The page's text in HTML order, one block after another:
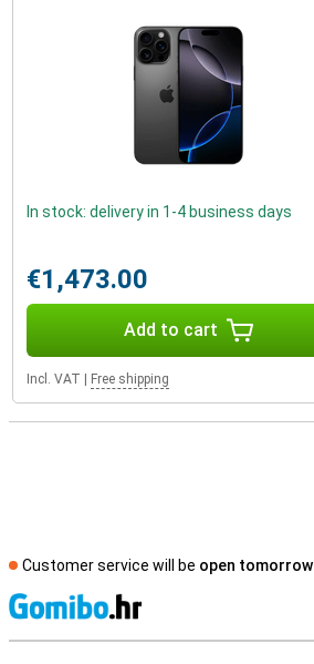
In stock: delivery in 1-4 business days
€1,473.00
Add to cart
Incl. VAT Free shipping
Customer service will be open tomorrow